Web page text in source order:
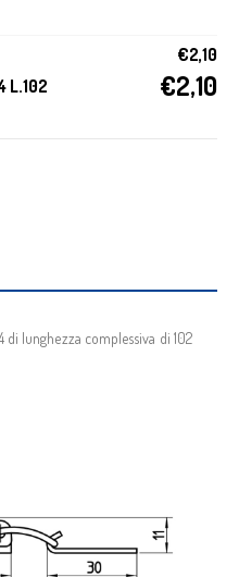
€2,10
L.102
€2,10
lunghezza complessiva di 102